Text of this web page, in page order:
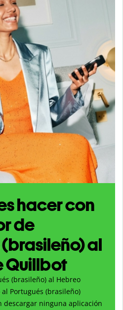
hacer con
de
al
Quillbot
(brasileño) al Hebreo
Portugués (brasileño)
descargar ninguna aplicación